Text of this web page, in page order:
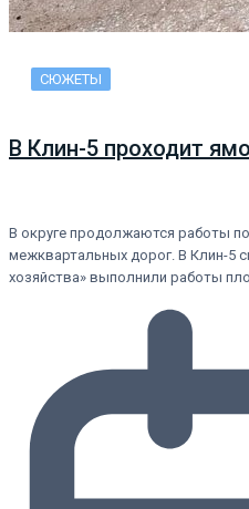
СЮЖЕТЫ
В Клин-5 проходит
В округе продолжаются работы
межквартальных дорог. В Клин-5
хозяйства» выполнили работы